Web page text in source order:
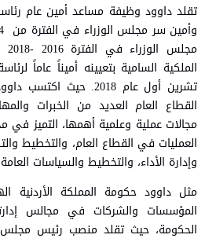
الملكية السامية بتعيينه أميناً عاماً
تشرين أول عام 2018.
القطاع العام العديد من الخبرات
مجالات عملية وعلمية أهمها، التميز في
العمليات في القطاع العام، والتخطيط
وإدارة الأداء، والتخطيط والسياسات
مثل داوود حكومة المملكة الأردنية
المؤسسات والشركات في مجالس
الحكومة، حيث تقلد منصب رئيس